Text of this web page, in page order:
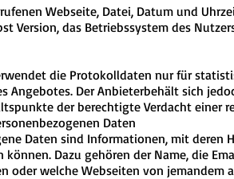
Webseite, Datei, Datum und
Version, das Betriebssystem des
die Protokolldaten nur für
Angebotes. Der Anbieterbehält sich
der berechtigte Verdacht einer
Daten
Daten sind Informationen, mit deren
Dazu gehören der Name, die
oder welche Webseiten von jemandem